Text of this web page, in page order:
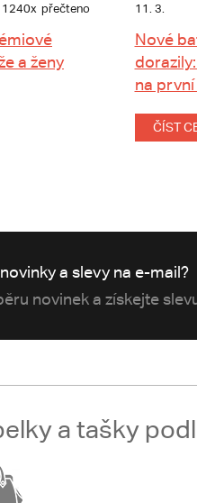
1240x přečteno
a ženy
11. 3.
Nové
na
ČÍST
a slevy na e-mail?
novinek a získejte
a tašky